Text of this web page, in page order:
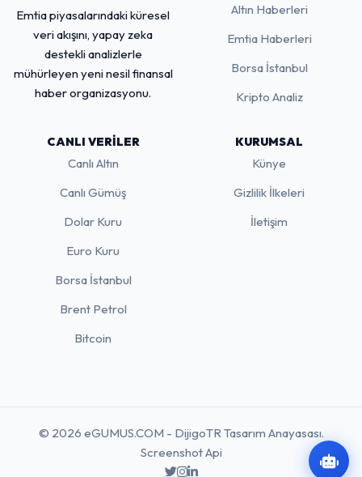
Emtia piyasalarındaki küresel
veri akışını, yapay zeka
destekli analizlerle
mühürleyen yeni nesil finansal
haber organizasyonu.
Altın Haberleri
Emtia Haberleri
Borsa İstanbul
Kripto Analiz
CANLI VERILER
Canlı Altın
Canlı Gümüş
Dolar Kuru
Euro Kuru
Borsa İstanbul
Brent Petrol
Bitcoin
KURUMSAL
Künye
Gizlilik İlkeleri
İletişim
© 2026 eGUMUS.COM - DijigoTR Tasarım Anayasası.
Screenshot Api